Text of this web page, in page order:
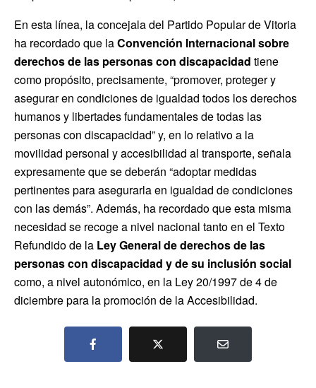
En esta línea, la concejala del Partido Popular de Vitoria
ha recordado que laConvención Internacional sobre
derechos de las personas con discapacidad tiene
como propósito, precisamente, “promover, proteger y
asegurar en condiciones de igualdad todos los derechos
humanos y libertades fundamentales de todas las
personas con discapacidad” y, en lo relativo a la
movilidad personal y accesibilidad al transporte, señala
expresamente que se deberán “adoptar medidas
pertinentes para asegurarla en igualdad de condiciones
con las demás”. Además, ha recordado que esta misma
necesidad se recoge a nivel nacional tanto en el Texto
Refundido de la Ley General de derechos de las
personas con discapacidad y de su inclusión social
como, a nivel autonómico, en la Ley 20/1997 de 4 de
diciembre para la promoción de la Accesibilidad.